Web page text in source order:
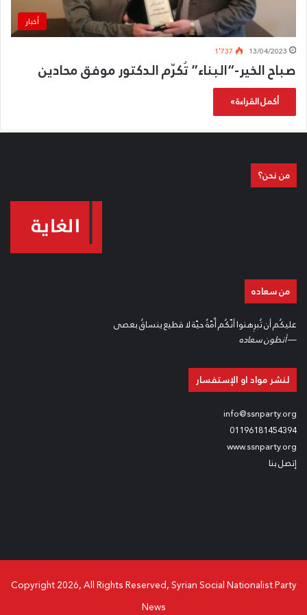
أخبار
13/04/2023 1٬737
صباح الخير-“البناء” تُكرّم الدكتور موفق محادين
أكمل القراءة »
من نحن؟
من سعاده
عليكُم أن تُبرِهنوا أنّكُم أُمّةٌ حيّة لا قطيع ينساقُ بعصى
—أنطون سعاده
لنشر مواد او الإستفسار
info@ssnparty.org
01196181454394
www.ssnparty.org
إتصل بنا
Copyright 2026, All Rights Reserved, Syrian Social Nationalist Party
News